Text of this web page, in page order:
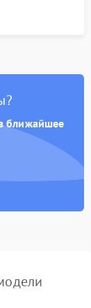
ближайшее